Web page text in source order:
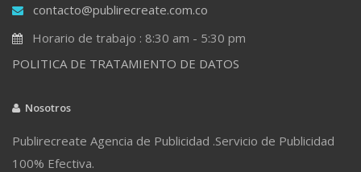
contacto@publirecreate.com.co
Horario de trabajo : 8:30 am - 5:30 pm
POLITICA DE TRATAMIENTO DE DATOS
Nosotros
Publirecreate Agencia de Publicidad .Servicio de Publicidad
100% Efectiva.